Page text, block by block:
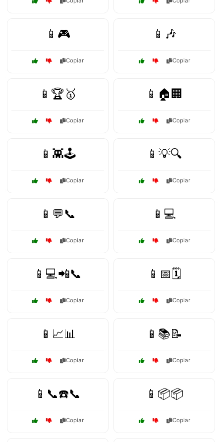
📱🎮
Copiar
📱🎶
Copiar
📱🏆🥇
Copiar
📱🏠🏢
Copiar
📱👾🕹️
Copiar
📱💡🔍
Copiar
📱💬📞
Copiar
📱💻
Copiar
📱💻📲📞
Copiar
📱📅🗓️
Copiar
📱📈📊
Copiar
📱📚📝
Copiar
📱📞☎️📞
Copiar
📱📦📦
Copiar